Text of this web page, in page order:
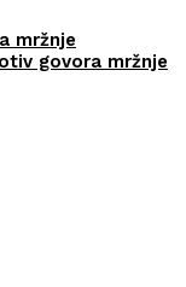
mržnje
govora mržnje